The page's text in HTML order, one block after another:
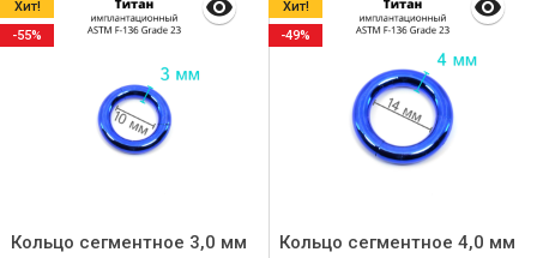
Кольцо сегментное 3,0 мм
Хит!
-55%
Кольцо сегментное 4,0 мм
Хит!
-49%